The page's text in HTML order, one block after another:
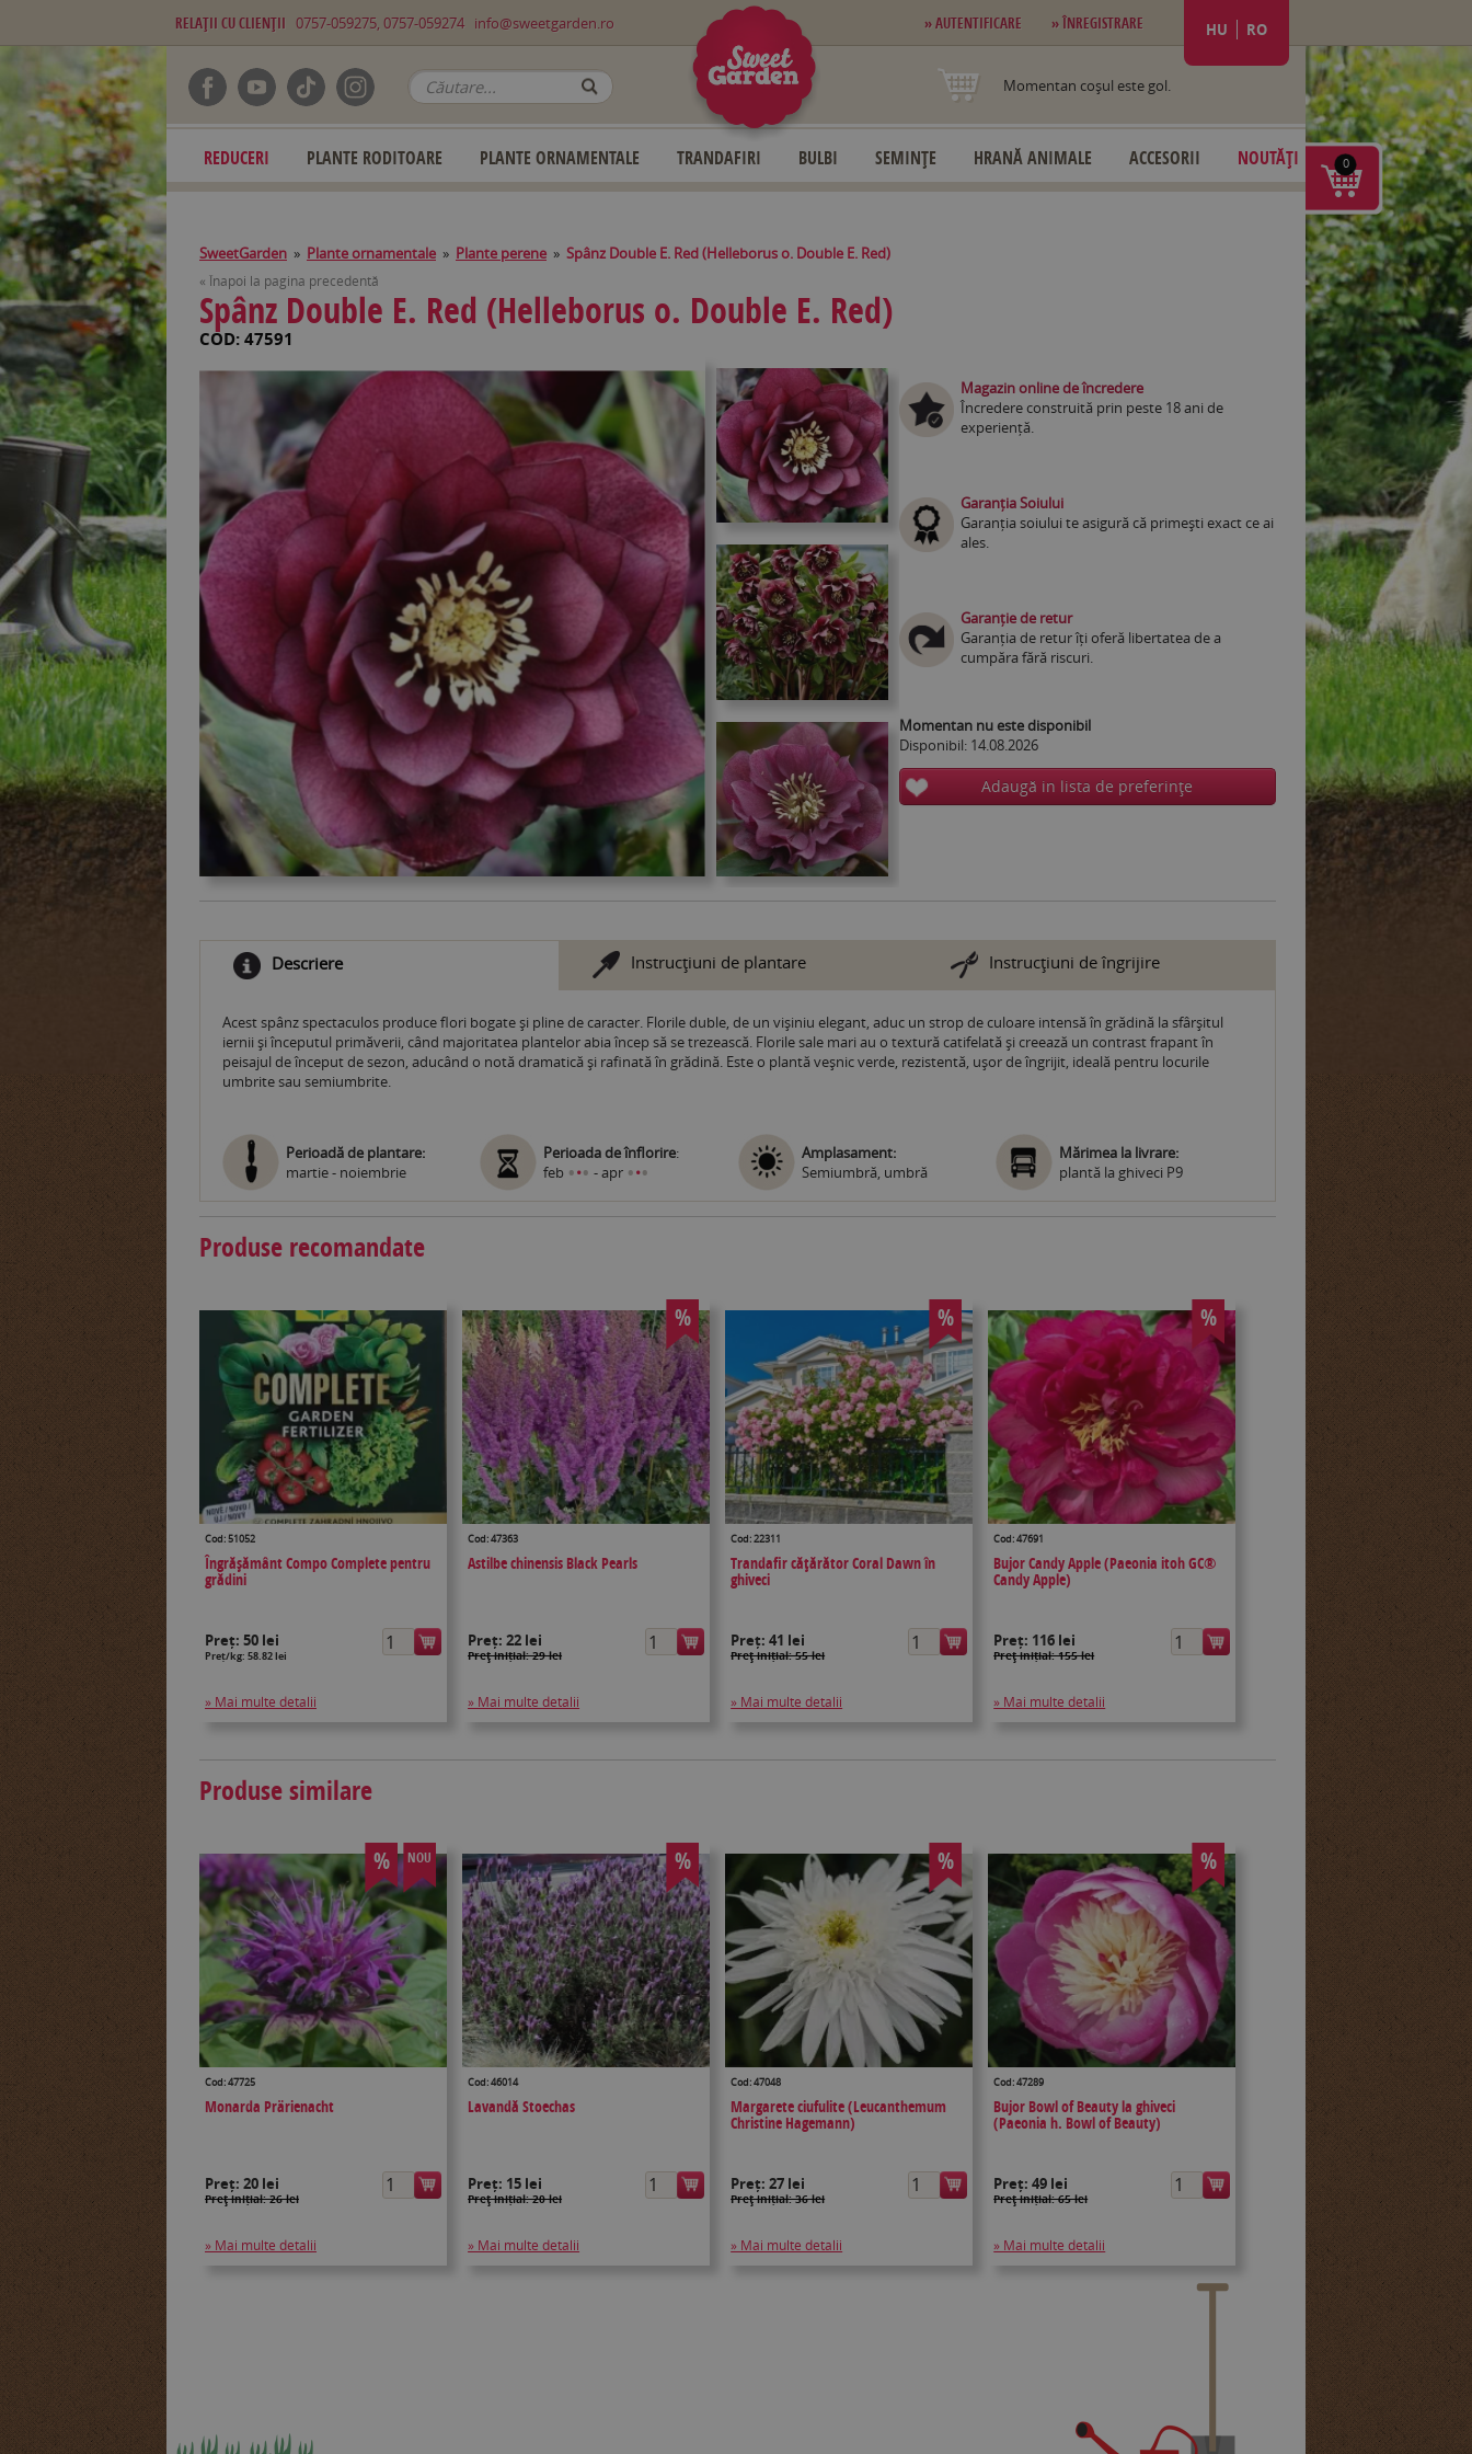
RELAŢII CU CLIENŢII 0757-059275, 0757-059274 info@sweetgarden.ro » AUTENTIFICARE » ÎNREGISTRARE HU RO
Momentan coşul este gol.
REDUCERI PLANTE RODITOARE PLANTE ORNAMENTALE TRANDAFIRI BULBI SEMINȚE HRANĂ ANIMALE ACCESORII NOUTĂȚI
SweetGarden » Plante ornamentale » Plante perene » Spânz Double E. Red (Helleborus o. Double E. Red)
« Înapoi la pagina precedentă
Spânz Double E. Red (Helleborus o. Double E. Red)
COD: 47591
Magazin online de încredere
Încredere construită prin peste 18 ani de
experiență.
Garanția Soiului
Garanția soiului te asigură că primești exact ce ai
ales.
Garanție de retur
Garanția de retur îți oferă libertatea de a
cumpăra fără riscuri.
Momentan nu este disponibil
Disponibil: 14.08.2026
Adaugă in lista de preferinţe
Descriere Instrucţiuni de plantare Instrucţiuni de îngrijire
Acest spânz spectaculos produce flori bogate și pline de caracter. Florile duble, de un vișiniu elegant, aduc un strop de culoare intensă în grădină la sfârșitul
iernii și începutul primăverii, când majoritatea plantelor abia încep să se trezească. Florile sale mari au o textură catifelată și creează un contrast frapant în
peisajul de început de sezon, aducând o notă dramatică și rafinată în grădină. Este o plantă veșnic verde, rezistentă, ușor de îngrijit, ideală pentru locurile
umbrite sau semiumbrite.
Perioadă de plantare:
martie - noiembrie
Perioada de înflorire:
feb ••• - apr •••
Amplasament:
Semiumbră, umbră
Mărimea la livrare:
plantă la ghiveci P9
Produse recomandate
Cod: 51052
Îngrășământ Compo Complete pentru
grădini
Preț: 50 lei
Preț/kg: 58.82 lei
» Mai multe detalii
%
Cod: 47363
Astilbe chinensis Black Pearls
Preț:22 lei
Preţ inițial: 29 lei
» Mai multe detalii
%
Cod: 22311
Trandafir căţărător Coral Dawn în
ghiveci
Preț:41 lei
Preţ inițial: 55 lei
» Mai multe detalii
%
Cod: 47691
Bujor Candy Apple (Paeonia itoh GC®
Candy Apple)
Preț: 116 lei
Preţ inițial: 155 lei
» Mai multe detalii
Produse similare
% NOU
Cod: 47725
Monarda Prärienacht
Preț: 20 lei
Preţ inițial: 26 lei
» Mai multe detalii
%
Cod: 46014
Lavandă Stoechas
Preț: 15 lei
Preţ inițial: 20 lei
» Mai multe detalii
%
Cod: 47048
Margarete ciufulite (Leucanthemum
Christine Hagemann)
Preț:27 lei
Preţ inițial: 36 lei
» Mai multe detalii
%
Cod: 47289
Bujor Bowl of Beauty la ghiveci
(Paeonia h. Bowl of Beauty)
Preț:49 lei
Preţ inițial: 65 lei
» Mai multe detalii
0